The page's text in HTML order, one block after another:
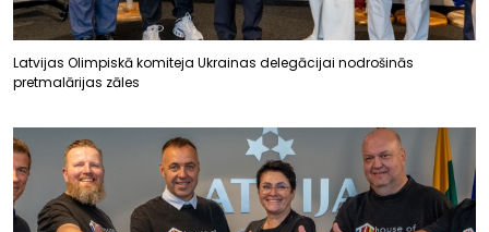
Latvijas Olimpiskā komiteja Ukrainas delegācijai nodrošinās
pretmalārijas zāles